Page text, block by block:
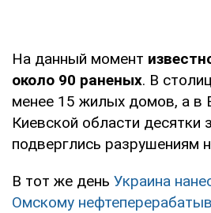
На данный момент
около 90 раненых. В
менее 15 жилых домов, а в
Киевской области десятки
подверглись разрушениям
В тот же день Украина
Омскому